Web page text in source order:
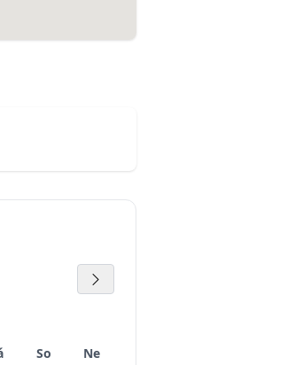
So
Ne